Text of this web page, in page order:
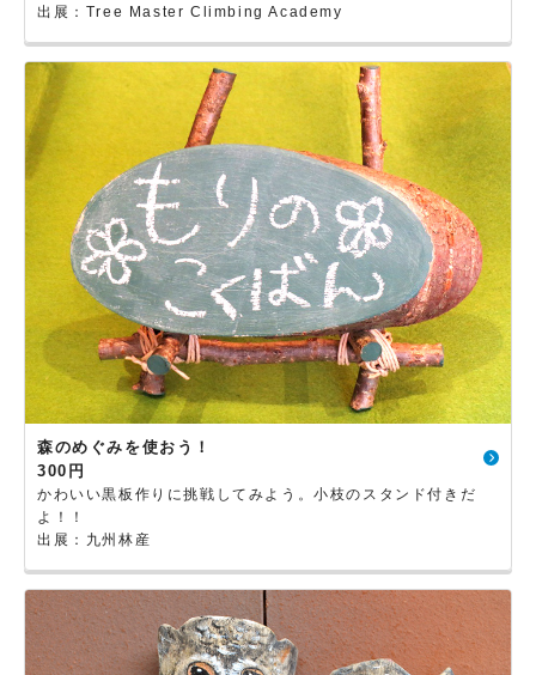
出展：Tree Master Climbing Academy
森のめぐみを使おう！
300円
かわいい黒板作りに挑戦してみよう。小枝のスタンド付きだ
よ！！
出展：九州林産